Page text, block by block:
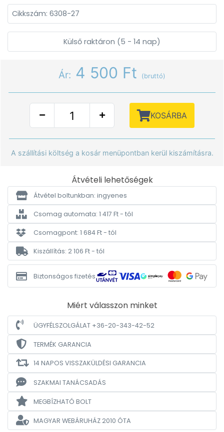
Cikkszám: 6308-27
Külső raktáron (5 - 14 nap)
Ár: 4 500 Ft (bruttó)
KOSÁRBA
A szállítási költség a kosár menüpontban kerül kiszámításra.
Átvételi lehetőségek
Átvétel boltunkban: ingyenes
Csomag automata: 1 417 Ft - tól
Csomagpont: 1 684 Ft - tól
Kiszállítás: 2 106 Ft - tól
Biztonságos fizetés
Miért válasszon minket
ÜGYFÉLSZOLGÁLAT +36-20-343-42-52
TERMÉK GARANCIA
14 NAPOS VISSZAKÜLDÉSI GARANCIA
SZAKMAI TANÁCSADÁS
MEGBÍZHATÓ BOLT
MAGYAR WEBÁRUHÁZ2010 ÓTA